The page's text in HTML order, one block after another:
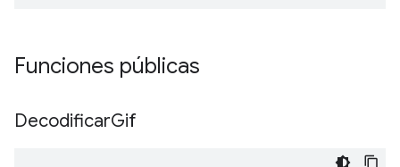
Funciones públicas
DecodificarGif